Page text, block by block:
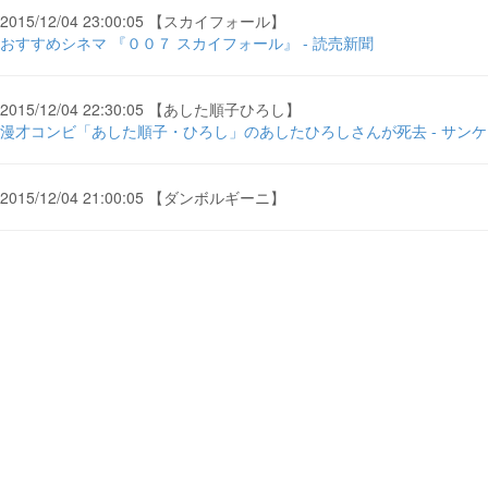
2015/12/04 23:00:05 【スカイフォール】
おすすめシネマ 『００７ スカイフォール』 - 読売新聞
2015/12/04 22:30:05 【あした順子ひろし】
漫才コンビ「あした順子・ひろし」のあしたひろしさんが死去 - サン
2015/12/04 21:00:05 【ダンボルギーニ】